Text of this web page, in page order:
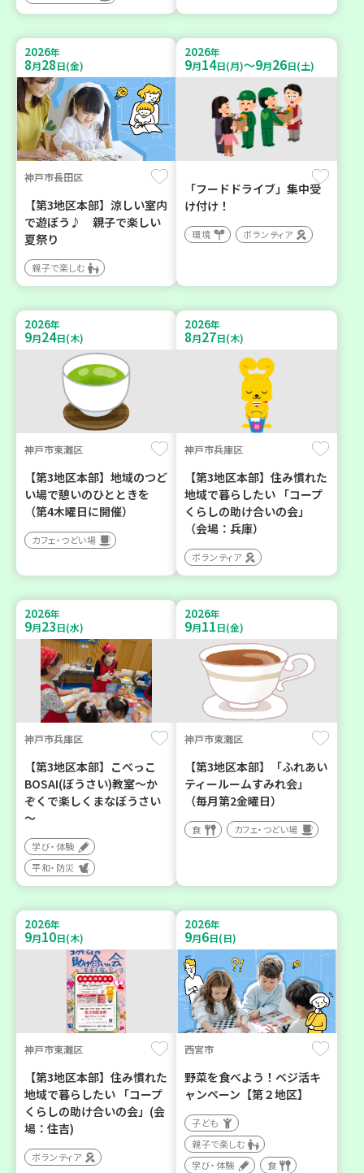
2026年
8月28日(金)
神戸市長田区
【第3地区本部】涼しい室内
で遊ぼう♪ 親子で楽しい
夏祭り
親子で楽しむ
2026年
9月14日(月)～9月26日(土)
「フードドライブ」集中受
け付け！
環境 ボランティア
2026年
9月24日(木)
神戸市東灘区
【第3地区本部】地域のつど
い場で憩いのひとときを
（第4木曜日に開催）
カフェ・つどい場
2026年
8月27日(木)
神戸市兵庫区
【第3地区本部】住み慣れた
地域で暮らしたい 「コープ
くらしの助け合いの会」
（会場：兵庫）
ボランティア
2026年
9月23日(水)
神戸市兵庫区
【第3地区本部】こべっこ
BOSAI(ぼうさい)教室～か
ぞくで楽しくまなぼうさい
～
学び・体験
平和・防災
2026年
9月11日(金)
神戸市東灘区
【第3地区本部】「ふれあい
ティールームすみれ会」
（毎月第2金曜日）
食 カフェ・つどい場
2026年
9月10日(木)
神戸市東灘区
【第3地区本部】住み慣れた
地域で暮らしたい 「コープ
くらしの助け合いの会」(会
場：住吉)
ボランティア
2026年
9月6日(日)
西宮市
野菜を食べよう！ベジ活キ
ャンペーン【第２地区】
子ども
親子で楽しむ
学び・体験
食